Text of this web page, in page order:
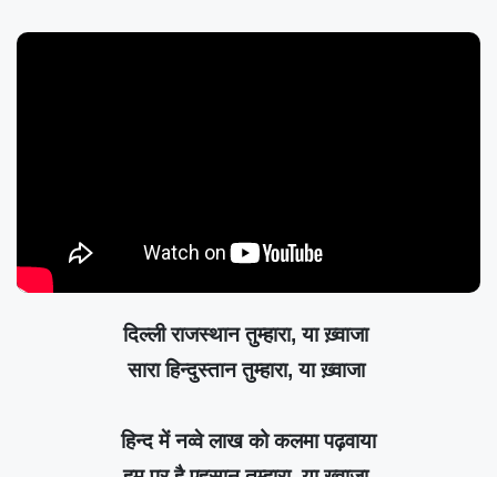
दिल्ली राजस्थान तुम्हारा, या ख़्वाजा
सारा हिन्दुस्तान तुम्हारा, या ख़्वाजा
हिन्द में नव्वे लाख को कलमा पढ़वाया